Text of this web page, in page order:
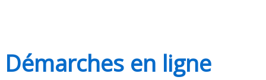
Démarches en ligne